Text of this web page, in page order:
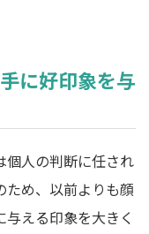
に好印象を与
個人の判断に任され
ため、以前よりも顔
える印象を大きく